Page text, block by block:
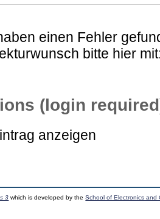
einen Fehler
bitte hier
(login
anzeigen
3 which is developed by theSchool of Electronics and